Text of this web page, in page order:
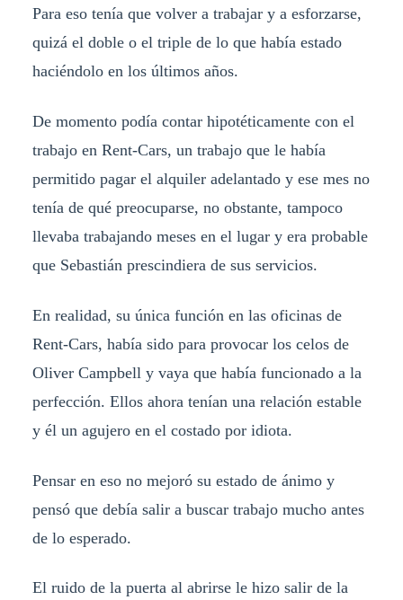
Para eso tenía que volver a trabajar y a esforzarse,
quizá el doble o el triple de lo que había estado
haciéndolo en los últimos años.
De momento podía contar hipotéticamente con el
trabajo en Rent-Cars, un trabajo que le había
permitido pagar el alquiler adelantado y ese mes no
tenía de qué preocuparse, no obstante, tampoco
llevaba trabajando meses en el lugar y era probable
que Sebastián prescindiera de sus servicios.
En realidad, su única función en las oficinas de
Rent-Cars, había sido para provocar los celos de
Oliver Campbell y vaya que había funcionado a la
perfección. Ellos ahora tenían una relación estable
y él un agujero en el costado por idiota.
Pensar en eso no mejoró su estado de ánimo y
pensó que debía salir a buscar trabajo mucho antes
de lo esperado.
El ruido de la puerta al abrirse le hizo salir de la